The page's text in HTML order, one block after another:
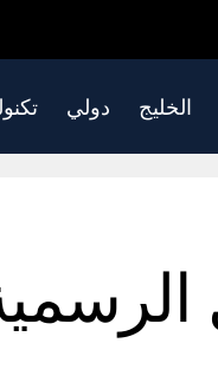
الخليج دولي